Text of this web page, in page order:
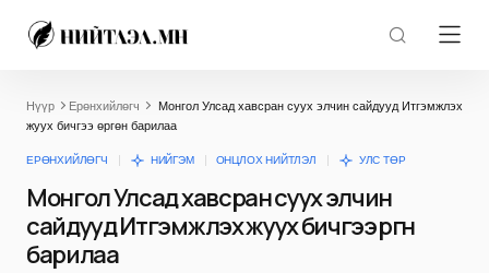
Нүүр Ерөнхийлөгч
Монгол Улсад хавсран суух элчин сайдууд Итгэмжлэх
жуух бичгээ өргөн барилаа
ЕРӨНХИЙЛӨГЧ НИЙГЭМ ОНЦЛОХ НИЙТЛЭЛ УЛС ТӨР
Монгол Улсад хавсран суух элчин
сайдууд Итгэмжлэх жуух бичгээ өргөн
барилаа